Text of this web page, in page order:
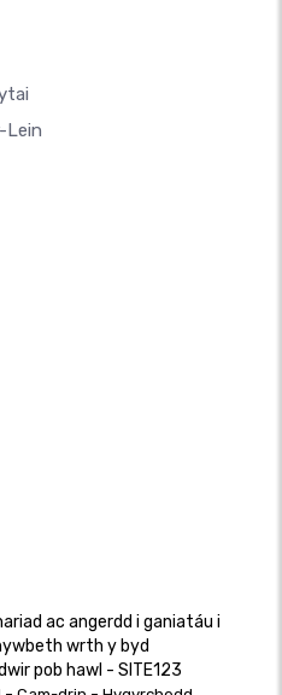
Lein
ac angerdd i ganiatáu i
wrth y byd
pob hawl - SITE123